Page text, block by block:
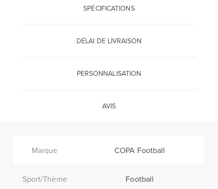
SPÉCIFICATIONS
DÉLAI DE LIVRAISON
PERSONNALISATION
AVIS
Marque COPA Football
Sport/Thème Football